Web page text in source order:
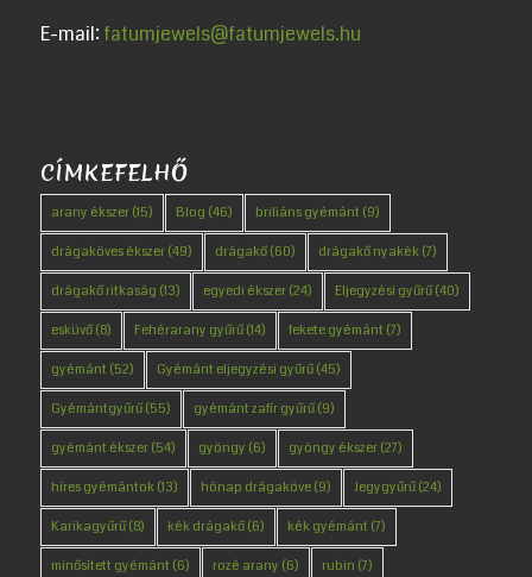
E-mail: fatumjewels@fatumjewels.hu
CÍMKEFELHŐ
arany ékszer(15) Blog (46) briliáns gyémánt (9)
drágaköves ékszer(49) drágakő(60) drágakő nyakék(7)
drágakő ritkaság (13) egyedi ékszer(24) Eljegyzési gyűrű(40)
esküvő(8) Fehérarany gyűrű(14) fekete gyémánt (7)
gyémánt (52) Gyémánt eljegyzési gyűrű(45)
Gyémántgyűrű(55) gyémánt zafír gyűrű(9)
gyémánt ékszer(54) gyöngy (6) gyöngy ékszer(27)
híres gyémántok(13) hónap drágaköve(9) Jegygyűrű(24)
Karikagyűrű(8) kék drágakő(6) kék gyémánt (7)
minősített gyémánt (6) rozé arany (6) rubin (7)